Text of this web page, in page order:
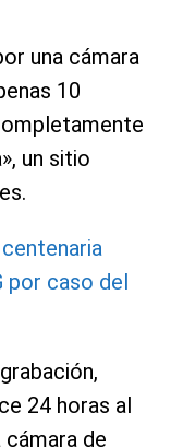
una cámara
10
un sitio
por caso del
24 horas al
cámara de